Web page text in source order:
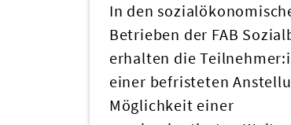
In den
Betrieben der FAB
erhalten die
einer befristeten
Möglichkeit einer